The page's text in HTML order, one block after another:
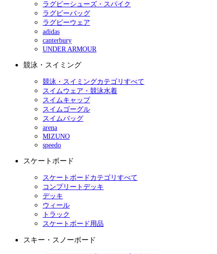
ラグビーシューズ・スパイク
ラグビーバッグ
ラグビーウェア
adidas
canterbury
UNDER ARMOUR
競泳・スイミング
競泳・スイミングカテゴリすべて
スイムウェア・競泳水着
スイムキャップ
スイムゴーグル
スイムバッグ
arena
MIZUNO
speedo
スケートボード
スケートボードカテゴリすべて
コンプリートデッキ
デッキ
ウィール
トラック
スケートボード用品
スキー・スノーボード